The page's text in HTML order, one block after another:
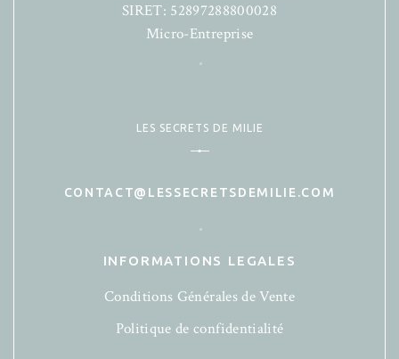
SIRET: 52897288800028
Micro-Entreprise
LES SECRETS DE MILIE
CONTACT@LESSECRETSDEMILIE.COM
INFORMATIONS LEGALES
Conditions Générales de Vente
Politique de confidentialité